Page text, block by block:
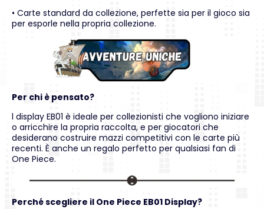
• Carte standard da collezione, perfette sia per il gioco sia
per esporle nella propria collezione.
Per chi è pensato?
l display EB01 è ideale per collezionisti che vogliono iniziare
o arricchire la propria raccolta, e per giocatori che
desiderano costruire mazzi competitivi con le carte più
recenti. È anche un regalo perfetto per qualsiasi fan di
One Piece.
Perché scegliere il One Piece EB01 Display?